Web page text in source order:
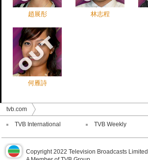
趙展彤 林志程
何雁詩
tvb.com
TVB International TVB Weekly
Copyright 2022 Television Broadcasts Limited